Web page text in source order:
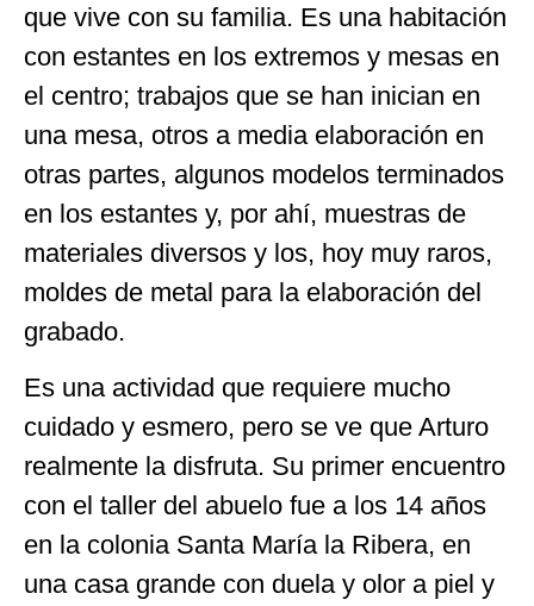
que vive con su familia. Es una habitación
con estantes en los extremos y mesas en
el centro; trabajos que se han inician en
una mesa, otros a media elaboración en
otras partes, algunos modelos terminados
en los estantes y, por ahí, muestras de
materiales diversos y los, hoy muy raros,
moldes de metal para la elaboración del
grabado.
Es una actividad que requiere mucho
cuidado y esmero, pero se ve que Arturo
realmente la disfruta. Su primer encuentro
con el taller del abuelo fue a los 14 años
en la colonia Santa María la Ribera, en
una casa grande con duela y olor a piel y